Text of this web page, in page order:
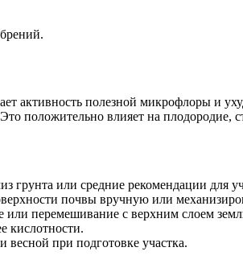
активность полезной микрофлоры и
положительно влияет на плодородие,
грунта или средние рекомендации для
почвы вручную или
или перемешивание с верхним слоем
кислотности.
при подготовке участка.